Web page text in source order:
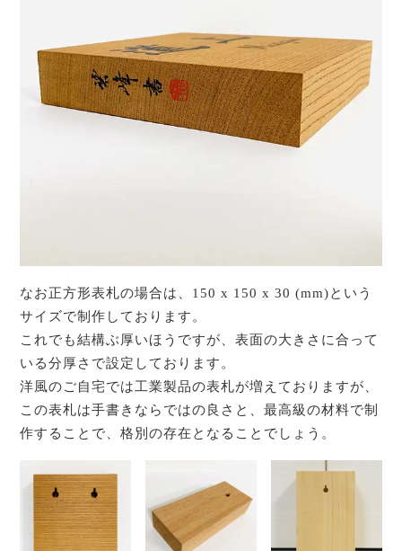
なお正方形表札の場合は、150 x 150 x 30 (mm)という
サイズで制作しております。
これでも結構ぶ厚いほうですが、表面の大きさに合って
いる分厚さで設定しております。
洋風のご自宅では工業製品の表札が増えておりますが、
この表札は手書きならではの良さと、最高級の材料で制
作することで、格別の存在となることでしょう。